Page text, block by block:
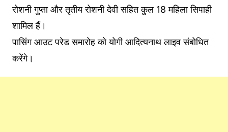
रोशनी गुप्ता और तृतीय रोशनी देवी सहित कुल 18 महिला सिपाही
शामिल हैं।
पासिंग आउट परेड समारोह को योगी आदित्यनाथ लाइव संबोधित
करेंगे।